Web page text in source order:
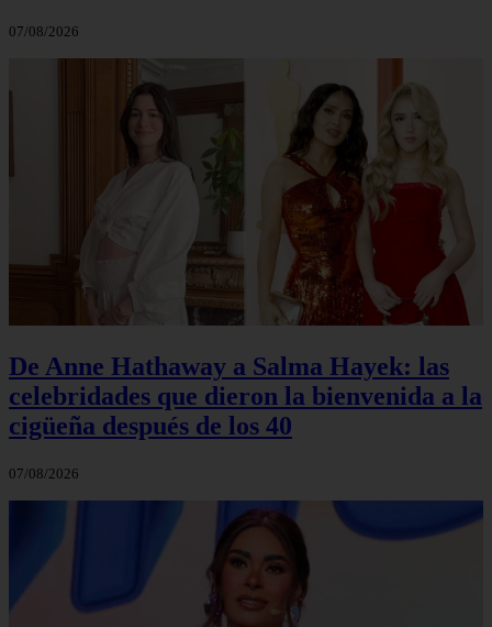
07/08/2026
De Anne Hathaway a Salma Hayek: las
celebridades que dieron la bienvenida a la
cigüeña después de los 40
07/08/2026